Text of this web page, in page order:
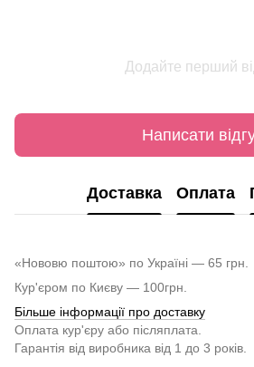
Додайте перший
Написати
Доставка Оплата
«Нововю поштою» по Україні — 65 грн.
Кур'єром по Києву — 100грн.
Більше інформації про доставку
Оплата кур'єру або післяплата.
Гарантія від виробника від 1 до 3 років.